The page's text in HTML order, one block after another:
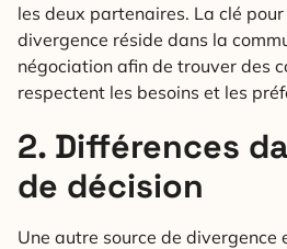
les deux partenaires. La clé
divergence réside dans la
négociation afin de trouver des
respectent les besoins et les
2. Différences
de décision
Une autre source de divergence